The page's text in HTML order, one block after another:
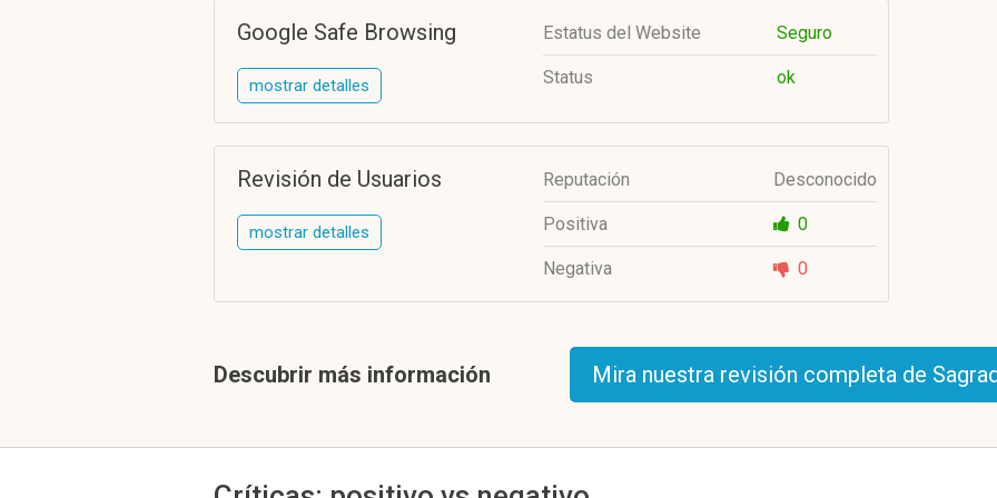
Google Safe Browsing
mostrar detalles
Estatus del Website Seguro
Status ok
Revisión de Usuarios
mostrar detalles
Reputación Desconocido
Positiva 0
Negativa 0
Descubrir más información Mira nuestra revisión completa de